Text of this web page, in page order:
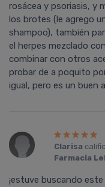
rosácea y psoriasis, y
los brotes (le agrego
shampoo), también
el herpes mezclado
combinar con otros
probar de a poquito
igual, pero es un buen
Clarisa
Farmacia
¡estuve buscando